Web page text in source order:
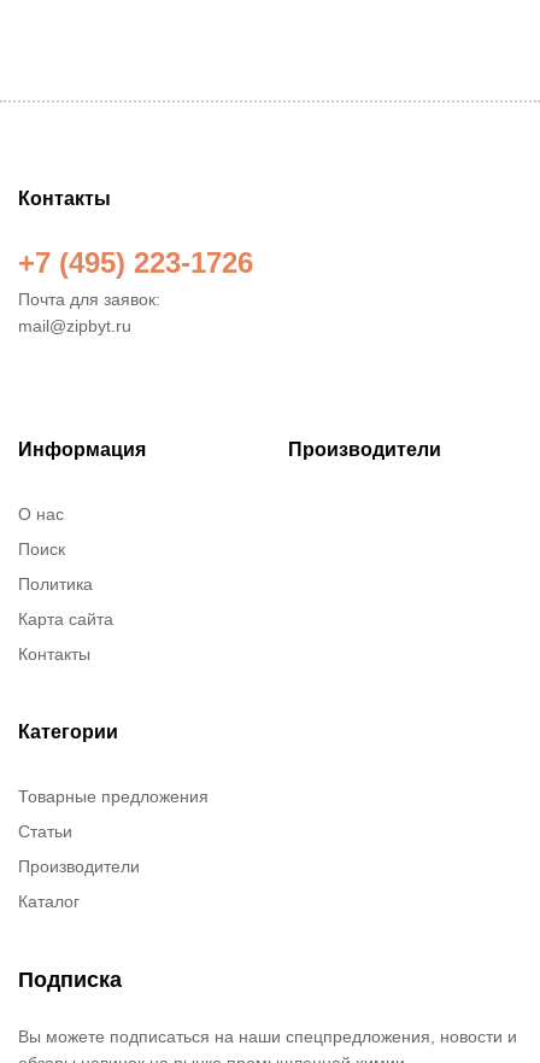
Контакты
+7 (495) 223-1726
Почта для заявок:
mail@zipbyt.ru
Информация
О нас
Поиск
Политика
Карта сайта
Контакты
Производители
Категории
Товарные предложения
Статьи
Производители
Каталог
Подписка
Вы можете подписаться на наши спецпредложения, новости и